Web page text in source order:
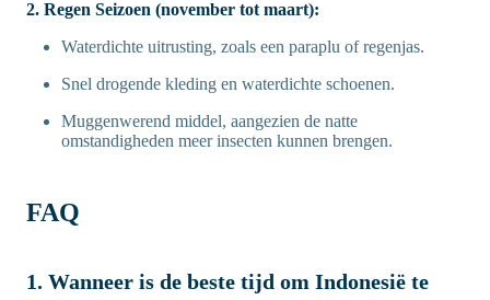
2. Regen Seizoen (november tot maart):
Waterdichte uitrusting, zoals een paraplu of regenjas.
Snel drogende kleding en waterdichte schoenen.
Muggenwerend middel, aangezien de natte
omstandigheden meer insecten kunnen brengen.
FAQ
1. Wanneer is de beste tijd om Indonesië te